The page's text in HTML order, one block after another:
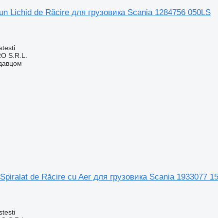
Lichid de Răcire для грузовика Scania 1284756 050LS
S.R.L.
de Răcire cu Aer для грузовика Scania 1933077